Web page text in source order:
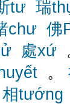
tư 瑞
chư 佛
處xứ
。
相tướng